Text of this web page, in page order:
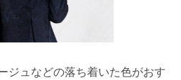
ジュなどの落ち着いた色がおす